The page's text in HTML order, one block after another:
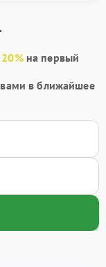
на первый
в ближайшее